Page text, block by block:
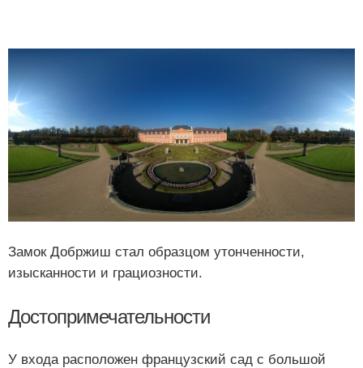
Замок Добржиш стал образцом утонченности,
изысканности и грациозности.
Достопримечательности
У входа расположен французский сад с большой